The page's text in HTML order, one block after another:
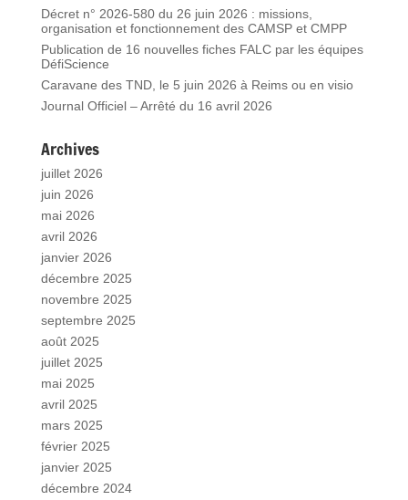
Décret n° 2026-580 du 26 juin 2026 : missions,
organisation et fonctionnement des CAMSP et CMPP
Publication de 16 nouvelles fiches FALC par les équipes
DéfiScience
Caravane des TND, le 5 juin 2026 à Reims ou en visio
Journal Officiel – Arrêté du 16 avril 2026
Archives
juillet 2026
juin 2026
mai 2026
avril 2026
janvier 2026
décembre 2025
novembre 2025
septembre 2025
août 2025
juillet 2025
mai 2025
avril 2025
mars 2025
février 2025
janvier 2025
décembre 2024